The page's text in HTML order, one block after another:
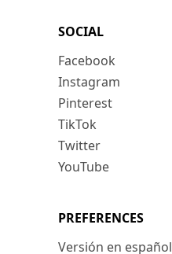
SOCIAL
Facebook
Instagram
Pinterest
TikTok
Twitter
YouTube
PREFERENCES
Versión en español